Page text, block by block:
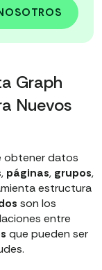
de
datos
de las
prueba
sin
Graph
Nuevos
obtener datos
, páginas, grupos,
estructura
son los
entre
que pueden ser